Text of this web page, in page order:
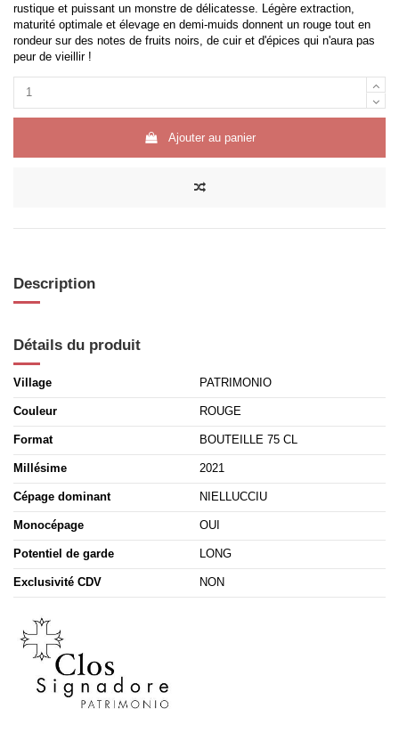
rustique et puissant un monstre de délicatesse. Légère extraction,
maturité optimale et élevage en demi-muids donnent un rouge tout en
rondeur sur des notes de fruits noirs, de cuir et d'épices qui n'aura pas
peur de vieillir !
Ajouter au panier
Description
Détails du produit
Village PATRIMONIO
Couleur ROUGE
Format BOUTEILLE 75 CL
Millésime 2021
Cépage dominant NIELLUCCIU
Monocépage OUI
Potentiel de garde LONG
Exclusivité CDV NON